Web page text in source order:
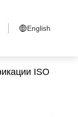
English
ISO